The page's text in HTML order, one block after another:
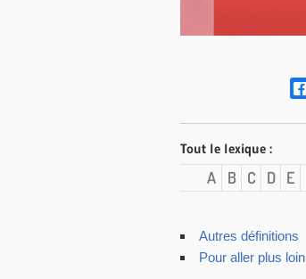
Tout le lexique :
A B C D E
Autres définitions
Pour aller plus loin